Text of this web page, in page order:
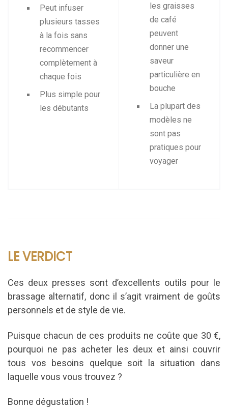
Peut infuser
plusieurs tasses
à la fois sans
recommencer
complètement à
chaque fois
Plus simple pour
les débutants
les graisses
de café
peuvent
donner une
saveur
particulière en
bouche
La plupart des
modèles ne
sont pas
pratiques pour
voyager
LE VERDICT
Ces deux presses sont d’excellents outils pour le
brassage alternatif, donc il s’agit vraiment de goûts
personnels et de style de vie.
Puisque chacun de ces produits ne coûte que 30 €,
pourquoi ne pas acheter les deux et ainsi couvrir
tous vos besoins quelque soit la situation dans
laquelle vous vous trouvez ?
Bonne dégustation !